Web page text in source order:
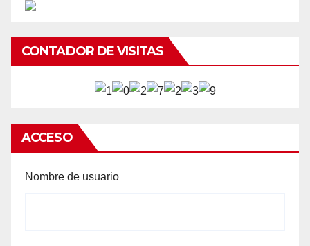
CONTADOR DE VISITAS
ACCESO
Nombre de usuario